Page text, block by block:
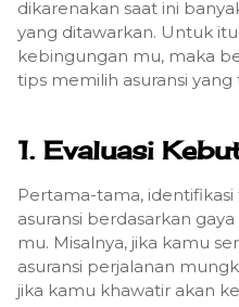
dikarenakan saat ini
yang ditawarkan. Untuk
kebingungan mu, maka
tips memilih asuransi yang
1. Evaluasi
Pertama-tama,
asuransi berdasarkan
mu. Misalnya, jika kamu
asuransi perjalanan
jika kamu khawatir akan